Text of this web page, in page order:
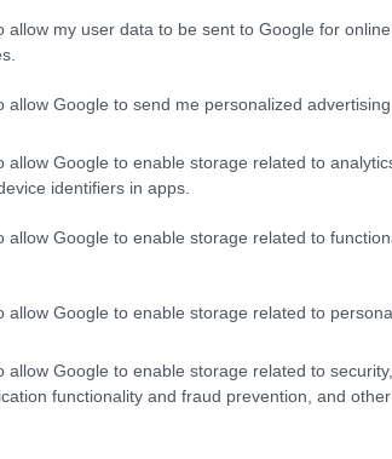
allow my user data to be sent to Google for
allow Google to send me personalized advertising.
allow Google to enable storage related to
identifiers in apps.
allow Google to enable storage related to
allow Google to enable storage related to
allow Google to enable storage related to
functionality and fraud prevention, and other
3-4-2-1 y ese debería ser el que
estado físico de Takehiro Tomiyasu (Ajax),